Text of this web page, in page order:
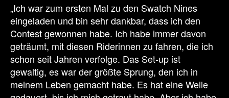
„Ich war zum ersten Mal zu den Swatch Nines
eingeladen und bin sehr dankbar, dass ich den
Contest gewonnen habe. Ich habe immer davon
geträumt, mit diesen Riderinnen zu fahren, die ich
schon seit Jahren verfolge. Das Set-up ist
gewaltig, es war der größte Sprung, den ich in
meinem Leben gemacht habe. Es hat eine Weile